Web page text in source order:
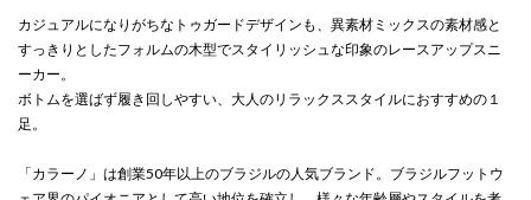
カジュアルになりがちなトゥガードデザインも、異素材ミックスの素材感と
すっきりとしたフォルムの木型でスタイリッシュな印象のレースアップスニ
ーカー。
ボトムを選ばず履き回しやすい、大人のリラックススタイルにおすすめの１
足。
「カラーノ」は創業50年以上のブラジルの人気ブランド。ブラジルフットウ